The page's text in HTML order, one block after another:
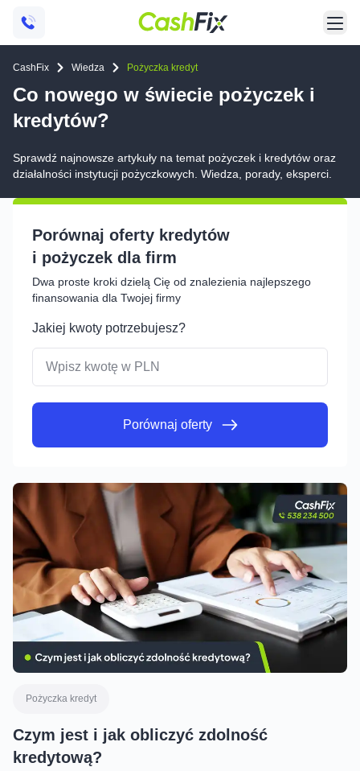
CashFix Wiedza Pożyczka kredyt
Co nowego w świecie pożyczek i
kredytów?
Sprawdź najnowsze artykuły na temat pożyczek i kredytów oraz
działalności instytucji pożyczkowych. Wiedza, porady, eksperci.
Pożyczka kredyt
Czym jest i jak obliczyć zdolność
kredytową?
Porównaj oferty kredytów
i pożyczek dla firm
Dwa proste kroki dzielą Cię od znalezienia najlepszego
finansowania dla Twojej firmy
Jakiej kwoty potrzebujesz?
Porównaj oferty